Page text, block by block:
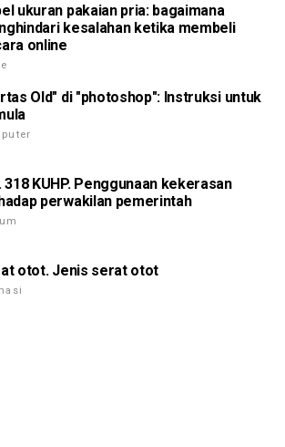
ukuran pakaian pria: bagaimana
kesalahan ketika membeli
online
Old" di "photoshop": Instruksi untuk
318 KUHP. Penggunaan kekerasan
perwakilan pemerintah
otot. Jenis serat otot